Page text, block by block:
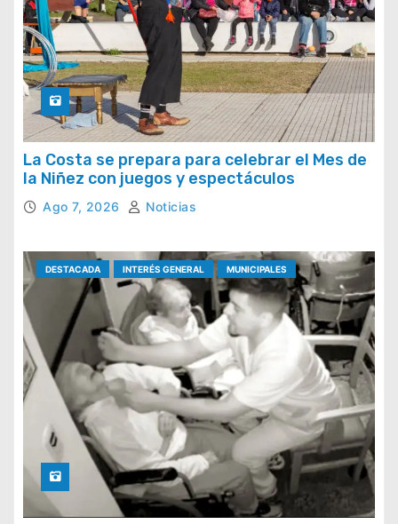
La Costa se prepara para celebrar el Mes de
la Niñez con juegos y espectáculos
Ago 7, 2026 Noticias
DESTACADA INTERÉS GENERAL MUNICIPALES